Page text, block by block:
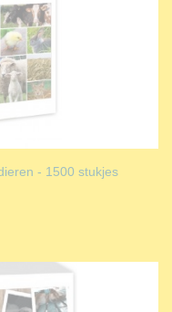
- 1500 stukjes